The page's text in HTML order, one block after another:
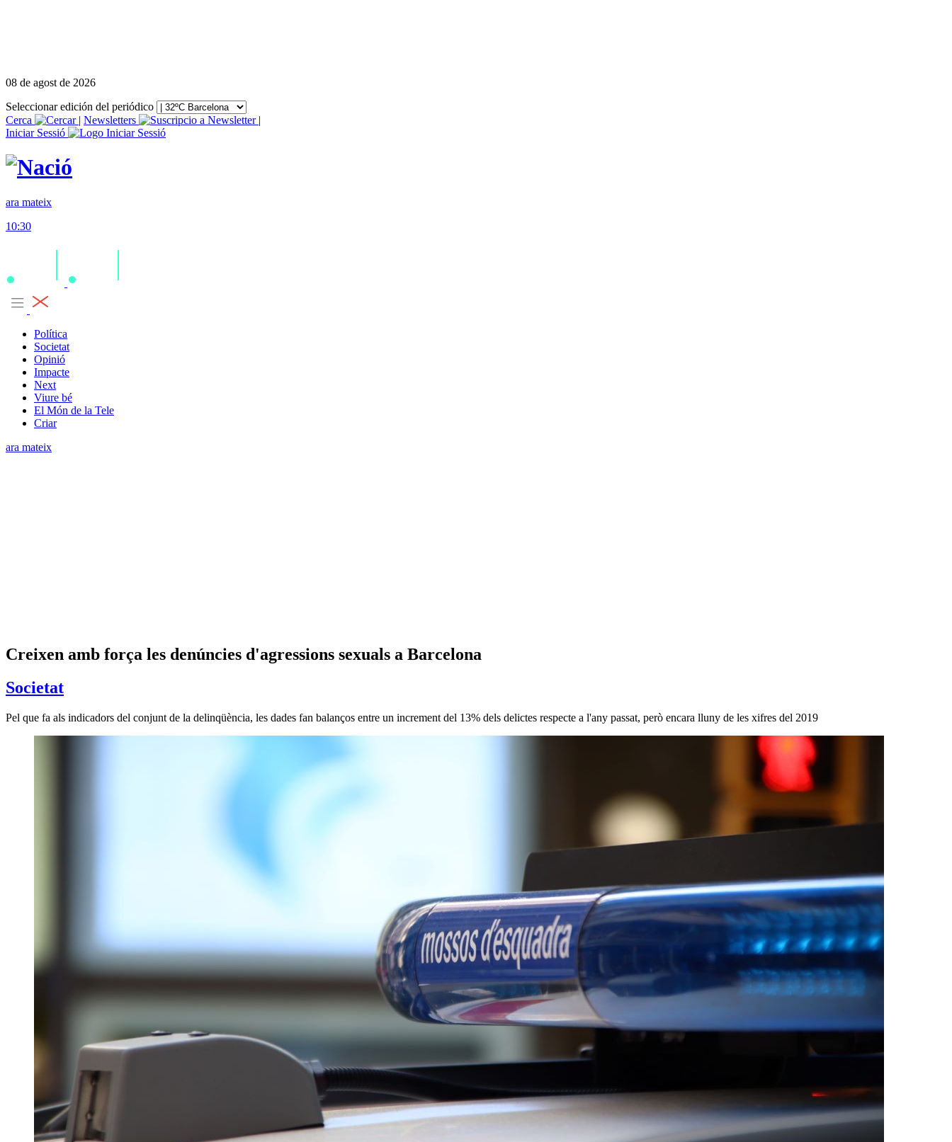
08 de agost de 2026
Seleccionar edición del periódico
Cerca
| Newsletters
|
Iniciar Sessió
ara mateix
10:30
Política
Societat
Opinió
Impacte
Next
Viure bé
El Món de la Tele
Criar
ara mateix
Creixen amb força les denúncies d'agressions sexuals a Barcelona
Societat
Pel que fa als indicadors del conjunt de la delinqüència, les dades fan balanços entre un increment del 13% dels delictes respecte a l'any passat, però encara lluny de les xifres del 2019